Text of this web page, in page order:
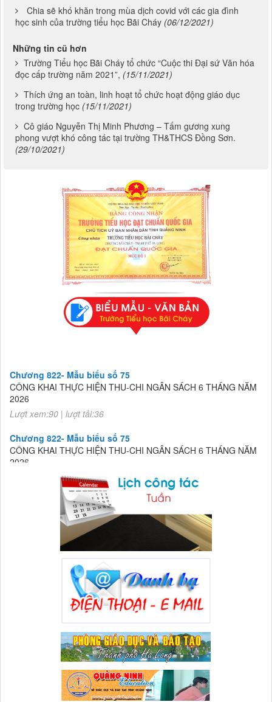
Chia sẽ khó khăn trong mùa dịch covid với các gia đình
học sinh của trường tiểu học Bãi Cháy (06/12/2021)
Những tin cũ hơn
Trường Tiểu học Bãi Cháy tổ chức “Cuộc thi Đại sứ Văn hóa
đọc cấp trường năm 2021”, (15/11/2021)
Thích ứng an toàn, linh hoạt tổ chức hoạt động giáo dục
trong trường học (15/11/2021)
Cô giáo Nguyễn Thị Minh Phương – Tấm gương xung
phong vượt khó công tác tại trường TH&THCS Đồng Sơn.
(29/10/2021)
2026
Lượt xem:90 | lượt tải:36
Chương 822- Mẫu biểu số 75
CÔNG KHAI THỰC HIỆN THU-CHI NGÂN SÁCH 6 THÁNG NĂM
2026
Lượt xem:90 | lượt tải:36